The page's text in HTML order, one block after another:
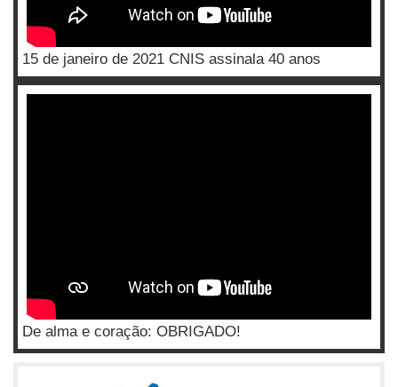
15 de janeiro de 2021 CNIS assinala 40 anos
De alma e coração: OBRIGADO!